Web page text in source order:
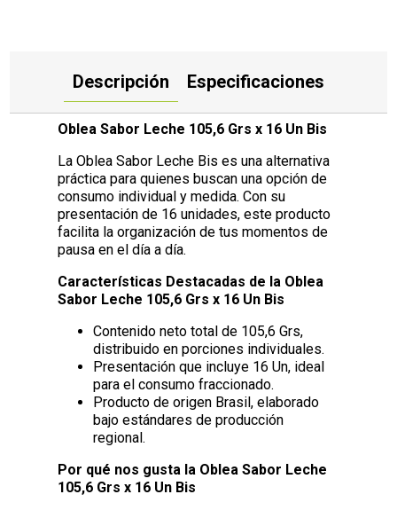
Descripción Especificaciones
Oblea Sabor Leche 105,6 Grs x 16 Un Bis
La Oblea Sabor Leche Bis es una alternativa
práctica para quienes buscan una opción de
consumo individual y medida. Con su
presentación de 16 unidades, este producto
facilita la organización de tus momentos de
pausa en el día a día.
Características Destacadas de la Oblea
Sabor Leche 105,6 Grs x 16 Un Bis
Contenido neto total de 105,6 Grs,
distribuido en porciones individuales.
Presentación que incluye 16 Un, ideal
para el consumo fraccionado.
Producto de origen Brasil, elaborado
bajo estándares de producción
regional.
Por qué nos gusta la Oblea Sabor Leche
105,6 Grs x 16 Un Bis